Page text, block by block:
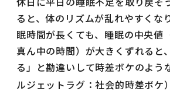
ると、体のリズムが乱れやすくな
眠時間が長くても、睡眠の中央値
真ん中の時間）が大きくずれると
る」と勘違いして時差ボケのよう
ルジェットラグ：社会的時差ボケ